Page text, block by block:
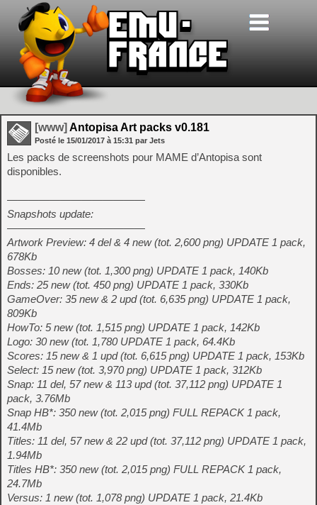
[www] Antopisa Art packs v0.181
Posté le 15/01/2017 à 15:31 par Jets
Les packs de screenshots pour MAME d’Antopisa sont
disponibles.
—————————————
Snapshots update:
—————————————
Artwork Preview: 4 del & 4 new (tot. 2,600 png) UPDATE 1 pack,
678Kb
Bosses: 10 new (tot. 1,300 png) UPDATE 1 pack, 140Kb
Ends: 25 new (tot. 450 png) UPDATE 1 pack, 330Kb
GameOver: 35 new & 2 upd (tot. 6,635 png) UPDATE 1 pack,
809Kb
HowTo: 5 new (tot. 1,515 png) UPDATE 1 pack, 142Kb
Logo: 30 new (tot. 1,780 UPDATE 1 pack, 64.4Kb
Scores: 15 new & 1 upd (tot. 6,615 png) UPDATE 1 pack, 153Kb
Select: 15 new (tot. 3,970 png) UPDATE 1 pack, 312Kb
Snap: 11 del, 57 new & 113 upd (tot. 37,112 png) UPDATE 1
pack, 3.76Mb
Snap HB*: 350 new (tot. 2,015 png) FULL REPACK 1 pack,
41.4Mb
Titles: 11 del, 57 new & 22 upd (tot. 37,112 png) UPDATE 1 pack,
1.94Mb
Titles HB*: 350 new (tot. 2,015 png) FULL REPACK 1 pack,
24.7Mb
Versus: 1 new (tot. 1,078 png) UPDATE 1 pack, 21.4Kb